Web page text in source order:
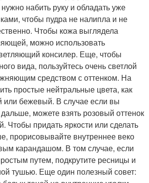
набить руку и обладать уже
чтобы пудра не налипла и не
Чтобы кожа выглядела
можно использовать
консилер. Еще, чтобы
вида, пользуйтесь очень светлой
средством с оттенком. На
простые нейтральные цвета, как
или бежевый. В случае если вы
дальше, можете взять розовый оттенок
Чтобы придать яркости или сделать
прорисовывайте внутреннее веко
карандашом. В том случае, если
путем, подкрутите ресницы и
тушью. Еще один полезный совет: